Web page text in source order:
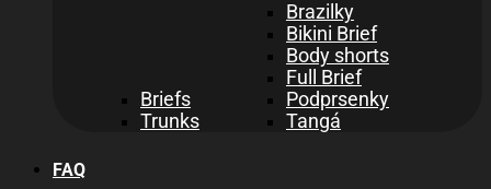
Briefs
Trunks
Brazilky
Bikini Brief
Body shorts
Full Brief
Podprsenky
Tangá
FAQ